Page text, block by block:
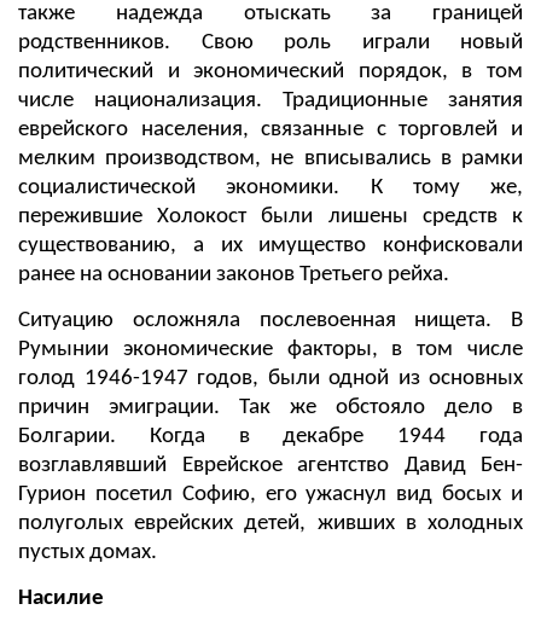
также надежда отыскать за границей
родственников. Свою роль играли новый
политический и экономический порядок, в том
числе национализация. Традиционные занятия
еврейского населения, связанные с торговлей и
мелким производством, не вписывались в рамки
социалистической экономики. К тому же,
пережившие Холокост были лишены средств к
существованию, а их имущество конфисковали
ранее на основании законов Третьего рейха.
Ситуацию осложняла послевоенная нищета. В
Румынии экономические факторы, в том числе
голод 1946-1947 годов, были одной из основных
причин эмиграции. Так же обстояло дело в
Болгарии. Когда в декабре 1944 года
возглавлявший Еврейское агентство Давид Бен-
Гурион посетил Софию, его ужаснул вид босых и
полуголых еврейских детей, живших в холодных
пустых домах.
Насилие